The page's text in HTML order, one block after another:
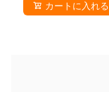
カートに入れる